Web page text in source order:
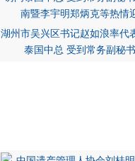
湖州市吴兴区书记赵如浪率代
泰国中总 受到常务副秘